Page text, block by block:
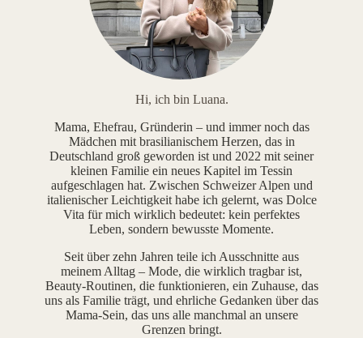
Hi, ich bin Luana.
Mama, Ehefrau, Gründerin – und immer noch das
Mädchen mit brasilianischem Herzen, das in
Deutschland groß geworden ist und 2022 mit seiner
kleinen Familie ein neues Kapitel im Tessin
aufgeschlagen hat. Zwischen Schweizer Alpen und
italienischer Leichtigkeit habe ich gelernt, was Dolce
Vita für mich wirklich bedeutet: kein perfektes
Leben, sondern bewusste Momente.
Seit über zehn Jahren teile ich Ausschnitte aus
meinem Alltag – Mode, die wirklich tragbar ist,
Beauty-Routinen, die funktionieren, ein Zuhause, das
uns als Familie trägt, und ehrliche Gedanken über das
Mama-Sein, das uns alle manchmal an unsere
Grenzen bringt.